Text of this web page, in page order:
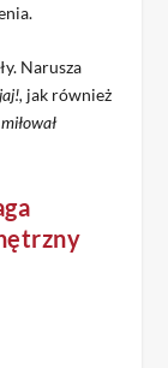
Narusza
jak również